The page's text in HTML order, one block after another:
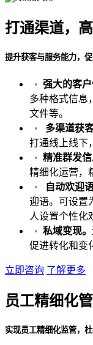
打通渠道，
提升获客与服务能力，
• 强大的客户
多种格式信息
文件等。
•
多渠道获客
打通线上线下
• 精准群发信
精细化运营，
•
自动欢迎语
迎语。可设置
人设置个性化
• 私域变现。
促进转化和变
立即咨询 了解更多
员工精细化
实现员工精细化监管，